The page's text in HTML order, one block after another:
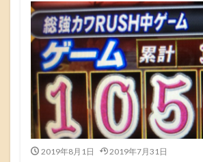
2019年8月1日 2019年7月31日